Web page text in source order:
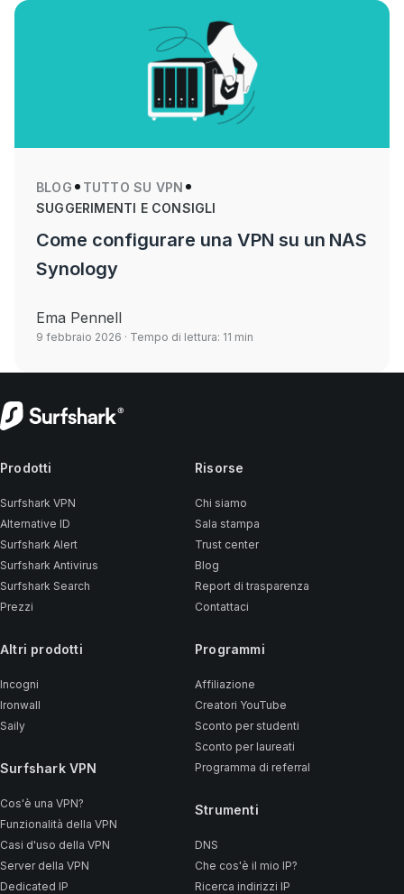
BLOG
TUTTO SU VPN
SUGGERIMENTI E CONSIGLI
Come configurare una VPN su un NAS
Synology
Ema Pennell
9 febbraio 2026 · Tempo di lettura: 11 min
Prodotti
Surfshark VPN
Alternative ID
Surfshark Alert
Surfshark Antivirus
Surfshark Search
Prezzi
Altri prodotti
Incogni
Ironwall
Saily
Surfshark VPN
Cos'è una VPN?
Funzionalità della VPN
Casi d'uso della VPN
Server della VPN
Dedicated IP
Risorse
Chi siamo
Sala stampa
Trust center
Blog
Report di trasparenza
Contattaci
Programmi
Affiliazione
Creatori YouTube
Sconto per studenti
Sconto per laureati
Programma di referral
Strumenti
DNS
Che cos'è il mio IP?
Ricerca indirizzi IP